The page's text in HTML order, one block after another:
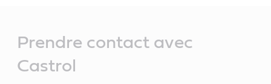
Prendre contact avec
Castrol